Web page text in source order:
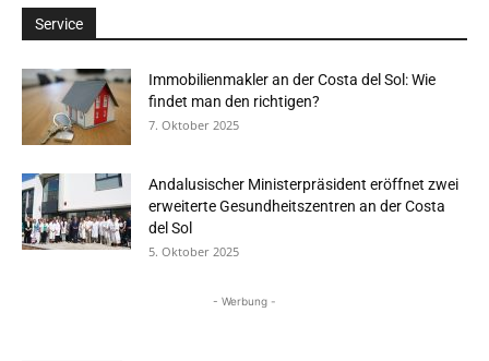
Service
Immobilienmakler an der Costa del Sol: Wie
findet man den richtigen?
7. Oktober 2025
Andalusischer Ministerpräsident eröffnet zwei
erweiterte Gesundheitszentren an der Costa
del Sol
5. Oktober 2025
- Werbung -